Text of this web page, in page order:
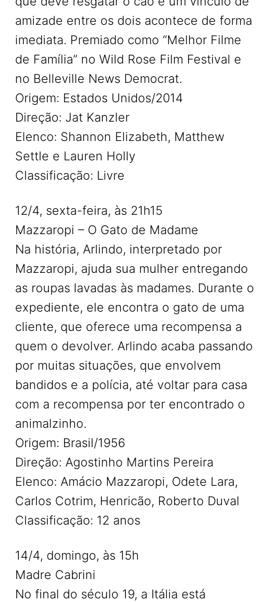
amizade entre os dois acontece de forma
imediata. Premiado como “Melhor Filme
de Família” no Wild Rose Film Festival e
no Belleville News Democrat.
Origem: Estados Unidos/2014
Direção: Jat Kanzler
Elenco: Shannon Elizabeth, Matthew
Settle e Lauren Holly
Classificação: Livre
12/4, sexta-feira, às 21h15
Mazzaropi – O Gato de Madame
Na história, Arlindo, interpretado por
Mazzaropi, ajuda sua mulher entregando
as roupas lavadas às madames. Durante o
expediente, ele encontra o gato de uma
cliente, que oferece uma recompensa a
quem o devolver. Arlindo acaba passando
por muitas situações, que envolvem
bandidos e a polícia, até voltar para casa
com a recompensa por ter encontrado o
animalzinho.
Origem: Brasil/1956
Direção: Agostinho Martins Pereira
Elenco: Amácio Mazzaropi, Odete Lara,
Carlos Cotrim, Henricão, Roberto Duval
Classificação: 12 anos
14/4, domingo, às 15h
Madre Cabrini
No final do século 19, a Itália está